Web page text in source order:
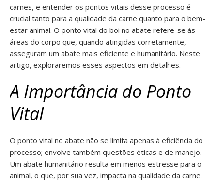
carnes, e entender os pontos vitais desse processo é
crucial tanto para a qualidade da carne quanto para o bem-
estar animal. O ponto vital do boi no abate refere-se às
áreas do corpo que, quando atingidas corretamente,
asseguram um abate mais eficiente e humanitário. Neste
artigo, exploraremos esses aspectos em detalhes.
A Importância do Ponto
Vital
O ponto vital no abate não se limita apenas à eficiência do
processo; envolve também questões éticas e de manejo.
Um abate humanitário resulta em menos estresse para o
animal, o que, por sua vez, impacta na qualidade da carne.